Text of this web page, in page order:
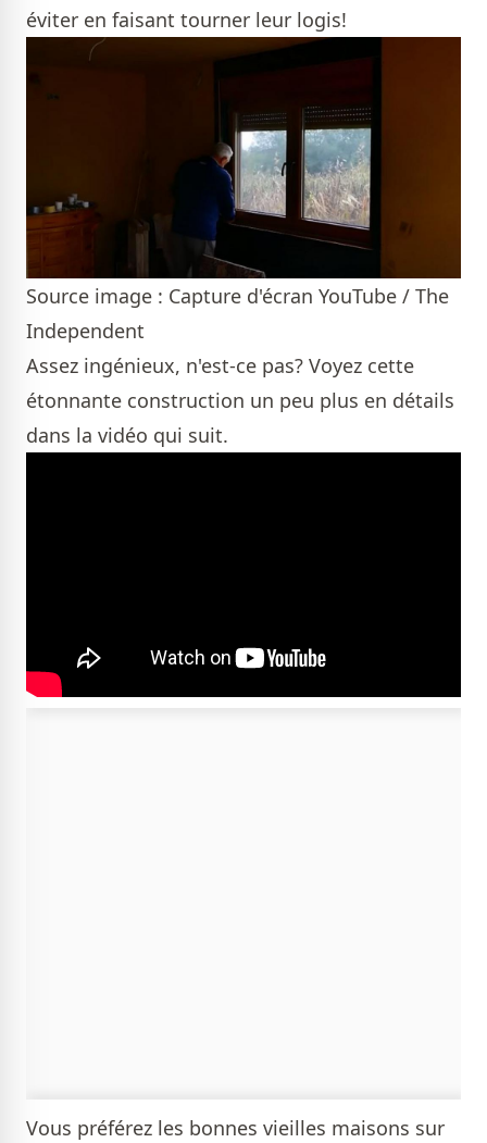
éviter en faisant tourner leur logis!
Source image : Capture d'écran YouTube / The
Independent
Assez ingénieux, n'est-ce pas? Voyez cette
étonnante construction un peu plus en détails
dans la vidéo qui suit.
Vous préférez les bonnes vieilles maisons sur